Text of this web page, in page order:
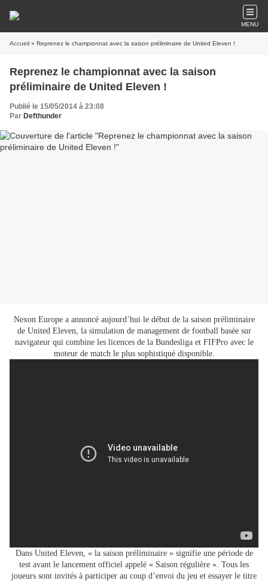
MENU
Accueil
Reprenez le championnat avec la saison
Publié le 15/05/2014 à 23:08
Par Defthunder
Nexon Europe a annoncé aujourd’hui le début de la saison préliminaire
de United Eleven, la simulation de management de football basée sur
navigateur qui combine les licences de la Bundesliga et FIFPro avec le
moteur de match le plus sophistiqué disponible.
Dans United Eleven, « la saison préliminaire » signifie une période de
test avant le lancement officiel appelé « Saison régulière ». Tous les
joueurs sont invités à participer au coup d’envoi du jeu et essayer le titre